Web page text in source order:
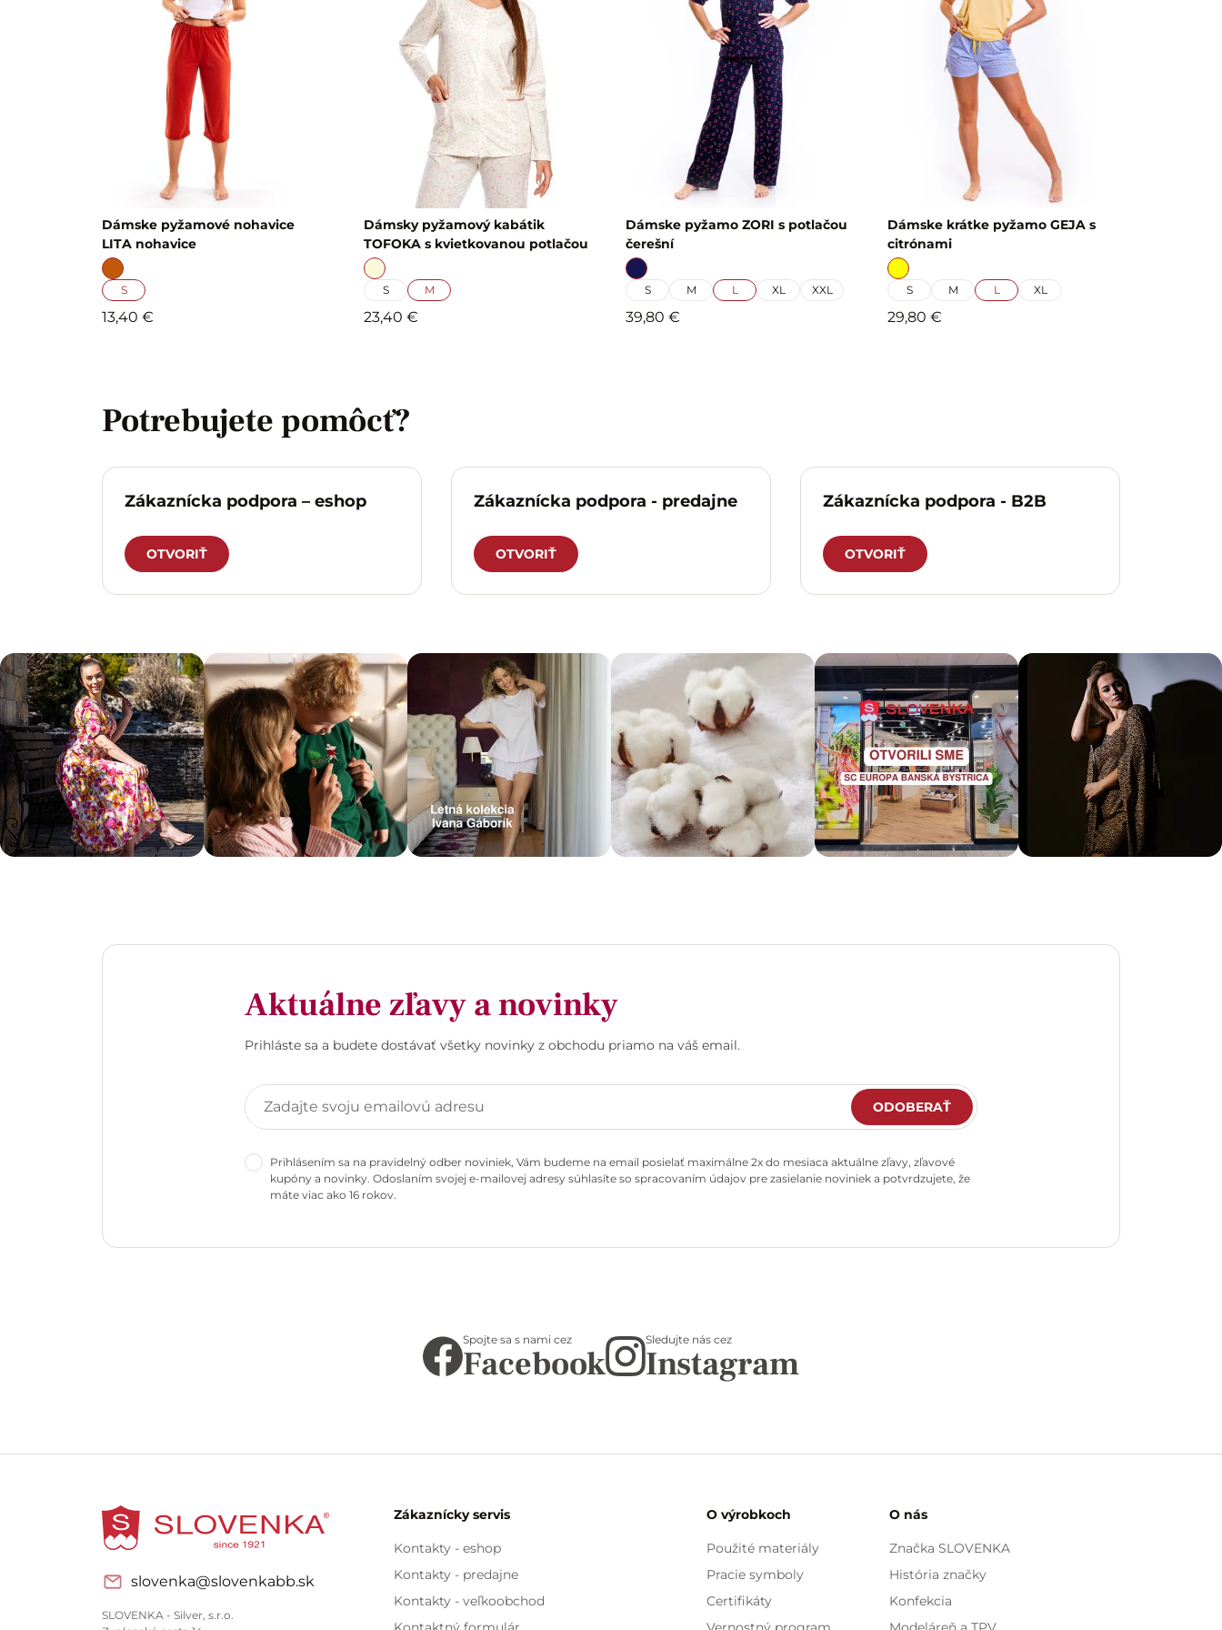
Dámske pyžamové nohavice
LITA nohavice
S
13,40 €
Dámsky pyžamový kabátik
TOFOKA s kvietkovanou potlačou
S M
23,40 €
Dámske pyžamo ZORI s potlačou
čerešní
S M L XL XXL
39,80 €
Dámske krátke pyžamo GEJA s
citrónami
S M L XL
29,80 €
Potrebujete pomôcť?
Zákaznícka podpora – eshop
OTVORIŤ
Zákaznícka podpora - predajne
OTVORIŤ
Zákaznícka podpora - B2B
OTVORIŤ
Aktuálne zľavy a novinky
Prihláste sa a budete dostávať všetky novinky z obchodu priamo na váš email.
ODOBERAŤ
Prihlásením sa na pravidelný odber noviniek, Vám budeme na email posielať maximálne 2x do mesiaca aktuálne zľavy, zľavové
kupóny a novinky. Odoslaním svojej e-mailovej adresy súhlasíte so spracovaním údajov pre zasielanie noviniek a potvrdzujete, že
máte viac ako 16 rokov.
Spojte sa s nami cez
Facebook
Sledujte nás cez
Instagram
slovenka@slovenkabb.sk
SLOVENKA - Silver, s.r.o.
Zákaznícky servis
Kontakty - eshop
Kontakty - predajne
Kontakty - veľkoobchod
O výrobkoch
Použité materiály
Pracie symboly
Certifikáty
O nás
Značka SLOVENKA
História značky
Konfekcia